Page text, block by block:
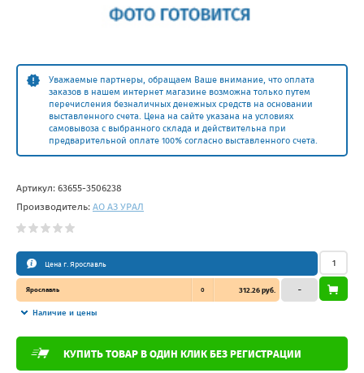
Уважаемые партнеры, обращаем Ваше внимание, что оплата
заказов в нашем интернет магазине возможна только путем
перечисления безналичных денежных средств на основании
выставленного счета. Цена на сайте указана на условиях
самовывоза с выбранного склада и действительна при
предварительной оплате 100% согласно выставленного счета.
Артикул: 63655-3506238
Производитель: АО АЗ УРАЛ
Цена г. Ярославль
Ярославль 0 312.26 руб.
Наличие и цены
–
КУПИТЬ ТОВАР В ОДИН КЛИК БЕЗ РЕГИСТРАЦИИ